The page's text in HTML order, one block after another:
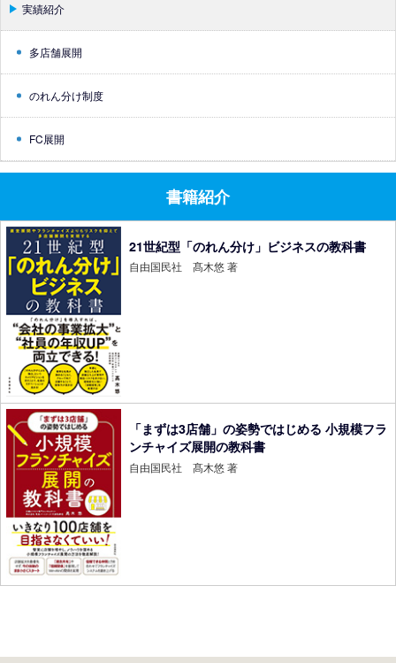
実績紹介
多店舗展開
のれん分け制度
FC展開
書籍紹介
21世紀型「のれん分け」ビジネスの教科書
自由国民社 髙木悠 著
「まずは3店舗」の姿勢ではじめる 小規模フラ
ンチャイズ展開の教科書
自由国民社 髙木悠 著